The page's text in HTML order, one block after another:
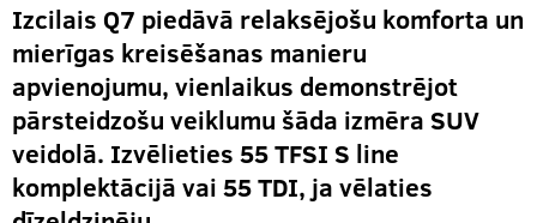
Izcilais Q7 piedāvā relaksējošu komforta un
mierīgas kreisēšanas manieru
apvienojumu, vienlaikus demonstrējot
pārsteidzošu veiklumu šāda izmēra SUV
veidolā. Izvēlieties 55 TFSI S line
komplektācijā vai 55 TDI, ja vēlaties